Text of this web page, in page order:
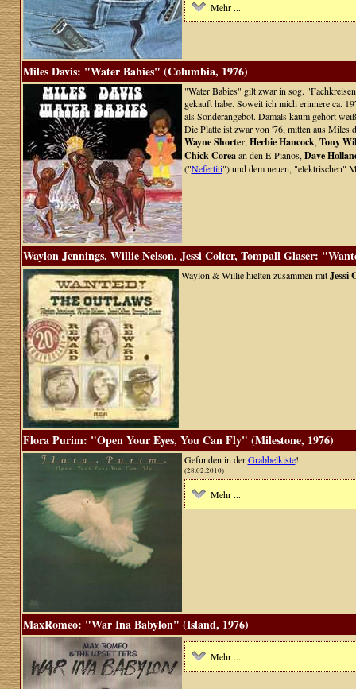
Mehr ...
Miles Davis: "Water Babies" (Columbia, 1976)
"Water Babies" gilt zwar in sog.
gekauft habe. Soweit ich mich erinnere ca.
als Sonderangebot. Damals kaum gehört
Die Platte ist zwar von '76, mitten aus Miles
Wayne Shorter, Herbie Hancock, Tony
Chick Coreaan den E-Pianos, Dave
("Nefertiti") und dem neuen, "elektrischen"
Waylon Jennings, Willie Nelson, Jessi Colter, Tompall Glaser:
Waylon & Willie hielten zusammen mitJessi
Flora Purim: "Open Your Eyes, You Can Fly" (Milestone, 1976)
Gefunden in derGrabbelkiste!
(28.02.2010)
Mehr ...
MaxRomeo: "War Ina Babylon" (Island, 1976)
Mehr ...